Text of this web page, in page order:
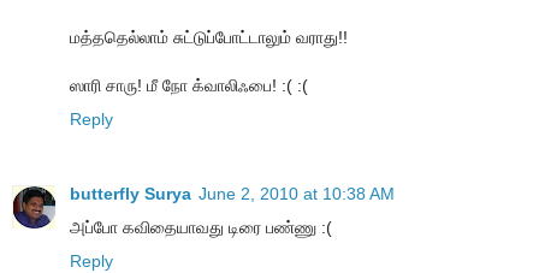
மத்ததெல்லாம் சுட்டுப்போட்டாலும் வராது!!
ஸாரி சாரு! மீ நோ க்வாலிஃபை! :( :(
Reply
butterfly Surya June 2, 2010 at 10:38 AM
அப்போ கவிதையாவது டிரை பண்ணு :(
Reply